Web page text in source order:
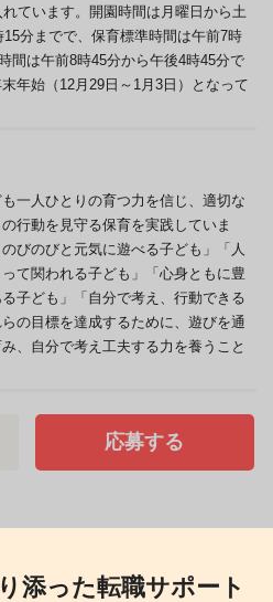
ています。開園時間は月曜日から土
分までで、保育標準時間は午前7時
間は午前8時45分から午後4時45分で
年始（12月29日～1月3日）となって
一人ひとりの育つ力を信じ、適切な
行動を見守る保育を実践していま
びのびと元気に遊べる子ども」「人
て関われる子ども」「心身ともに豊
子ども」「自分で考え、行動できる
の目標を達成するために、遊びを通
、自分で考え工夫する力を養うこと
応募する
添った転職サポート